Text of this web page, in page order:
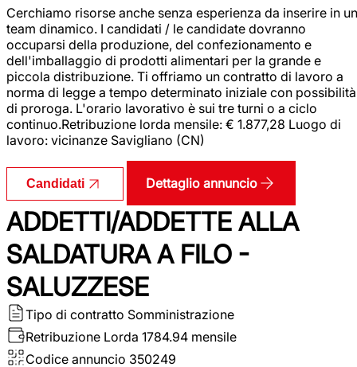
Cerchiamo risorse anche senza esperienza da inserire in un
team dinamico. I candidati / le candidate dovranno
occuparsi della produzione, del confezionamento e
dell'imballaggio di prodotti alimentari per la grande e
piccola distribuzione. Ti offriamo un contratto di lavoro a
norma di legge a tempo determinato iniziale con possibilità
di proroga. L'orario lavorativo è sui tre turni o a ciclo
continuo.Retribuzione lorda mensile: € 1.877,28 Luogo di
lavoro: vicinanze Savigliano (CN)
Candidati Dettaglio annuncio
ADDETTI/ADDETTE ALLA
SALDATURA A FILO -
SALUZZESE
Tipo di contratto Somministrazione
Retribuzione Lorda 1784.94 mensile
Codice annuncio 350249